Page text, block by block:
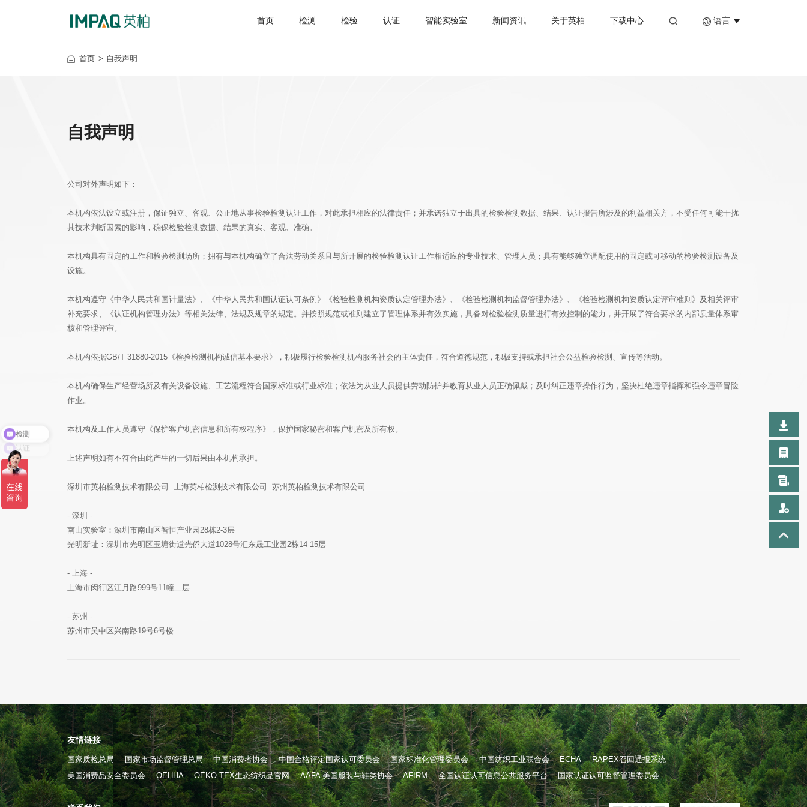
首页 检测 检验 认证 智能实验室 新闻资讯 关于英柏 下载中心 语言
首页 自我声明
自我声明
公司对外声明如下：
本机构依法设立或注册，保证独立、客观、公正地从事检验检测认证工作，对此承担相应的法律责任；并承诺独立于出具的检验检测数据、结果、认证报告所涉及的利益相关方，不受任何可能干扰
其技术判断因素的影响，确保检验检测数据、结果的真实、客观、准确。
本机构具有固定的工作和检验检测场所；拥有与本机构确立了合法劳动关系且与所开展的检验检测认证工作相适应的专业技术、管理人员；具有能够独立调配使用的固定或可移动的检验检测设备及
设施。
本机构遵守《中华人民共和国计量法》、《中华人民共和国认证认可条例》《检验检测机构资质认定管理办法》、《检验检测机构监督管理办法》、《检验检测机构资质认定评审准则》及相关评审
补充要求、《认证机构管理办法》等相关法律、法规及规章的规定。并按照规范或准则建立了管理体系并有效实施，具备对检验检测质量进行有效控制的能力，并开展了符合要求的内部质量体系审
核和管理评审。
本机构依据GB/T 31880-2015《检验检测机构诚信基本要求》，积极履行检验检测机构服务社会的主体责任，符合道德规范，积极支持或承担社会公益检验检测、宣传等活动。
本机构确保生产经营场所及有关设备设施、工艺流程符合国家标准或行业标准；依法为从业人员提供劳动防护并教育从业人员正确佩戴；及时纠正违章操作行为，坚决杜绝违章指挥和强令违章冒险
作业。
本机构及工作人员遵守《保护客户机密信息和所有权程序》，保护国家秘密和客户机密及所有权。
上述声明如有不符合由此产生的一切后果由本机构承担。
深圳市英柏检测技术有限公司 上海英柏检测技术有限公司 苏州英柏检测技术有限公司
- 深圳 -
南山实验室：深圳市南山区智恒产业园28栋2-3层
光明新址：深圳市光明区玉塘街道光侨大道1028号汇东晟工业园2栋14-15层
- 上海 -
上海市闵行区江月路999号11幢二层
- 苏州 -
苏州市吴中区兴南路19号6号楼
友情链接
国家质检总局 国家市场监督管理总局 中国消费者协会 中国合格评定国家认可委员会 国家标准化管理委员会 中国纺织工业联合会 ECHA
RAPEX召回通报系统
美国消费品安全委员会
OEHHA OEKO-TEX生态纺织品官网 AAFA 美国服装与鞋类协会 AFIRM 全国认证认可信息公共服务平台 国家认证认可监督管理委员会
认证